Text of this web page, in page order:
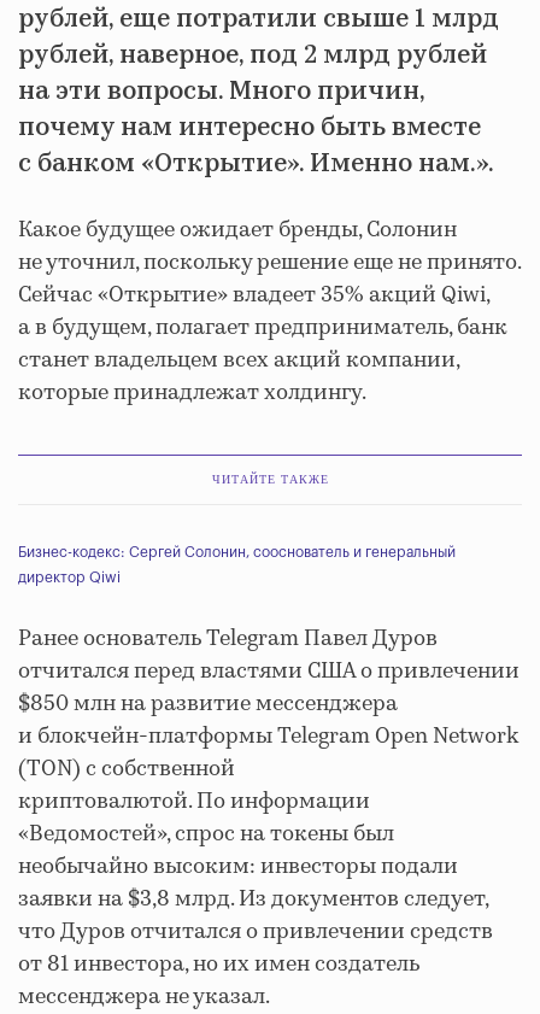
рублей, еще потратили свыше 1 млрд
рублей, наверное, под 2 млрд рублей
на эти вопросы. Много причин,
почему нам интересно быть вместе
с банком «Открытие». Именно нам.».
Какое будущее ожидает бренды, Солонин
не уточнил, поскольку решение еще не принято.
Сейчас «Открытие» владеет 35% акций Qiwi,
а в будущем, полагает предприниматель, банк
станет владельцем всех акций компании,
которые принадлежат холдингу.
ЧИТАЙТЕ ТАКЖЕ
Бизнес-кодекс: Сергей Солонин, сооснователь и генеральный
директор Qiwi
Ранее основатель Telegram Павел Дуров
отчитался перед властями США о привлечении
$850 млн на развитие мессенджера
и блокчейн-платформы Telegram Open Network
(TON) c собственной
криптовалютой. По информации
«Ведомостей», спрос на токены был
необычайно высоким: инвесторы подали
заявки на $3,8 млрд. Из документов следует,
что Дуров отчитался о привлечении средств
от 81 инвестора, но их имен создатель
мессенджера не указал.